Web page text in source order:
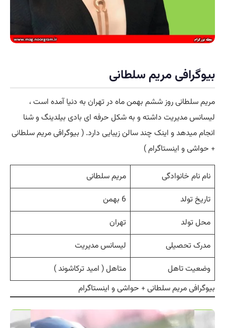
بیوگرافی مریم سلطانی
مریم سلطانی روز ششم بهمن ماه در تهران به دنیا آمده است ،
لیسانس مدیریت داشته و به شکل حرفه ای بادی بیلدینگ و شنا
انجام میدهد و اینک چند سالن زیبایی دارد. ( بیوگرافی مریم سلطانی
+ حواشی و اینستاگرام )
نام نام خانوادگی
مریم سلطانی
تاریخ تولد
6 بهمن
محل تولد
تهران
مدرک تحصیلی
لیسانس مدیریت
وضعیت تاهل
متاهل ( امید ترکاشوند )
بیوگرافی مریم سلطانی + حواشی و اینستاگرام